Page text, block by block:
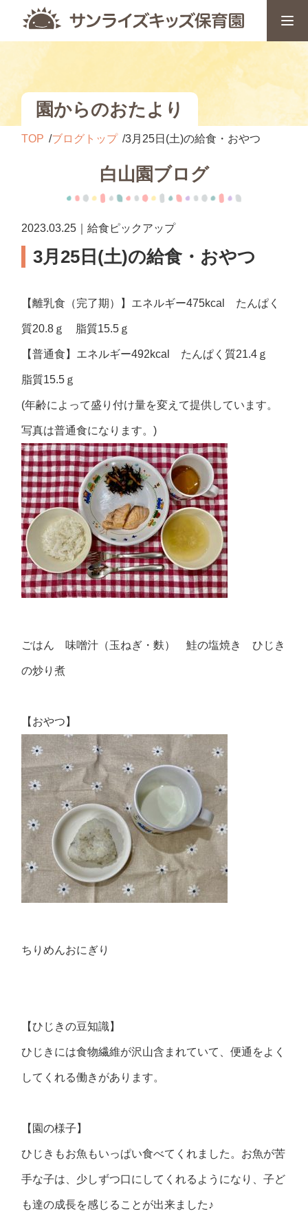
園からのおたより
TOP ブログトップ 3月25日(土)の給食・おやつ
白山園ブログ
2023.03.25｜給食ピックアップ
3月25日(土)の給食・おやつ
【離乳食（完了期）】エネルギー475kcal たんぱく
質20.8ｇ 脂質15.5ｇ
【普通食】エネルギー492kcal たんぱく質21.4ｇ
脂質15.5ｇ
(年齢によって盛り付け量を変えて提供しています。
写真は普通食になります。)
ごはん 味噌汁（玉ねぎ・麩） 鮭の塩焼き ひじき
の炒り煮
【おやつ】
ちりめんおにぎり
【ひじきの豆知識】
ひじきには食物繊維が沢山含まれていて、便通をよく
してくれる働きがあります。
【園の様子】
ひじきもお魚もいっぱい食べてくれました。お魚が苦
手な子は、少しずつ口にしてくれるようになり、子ど
も達の成長を感じることが出来ました♪